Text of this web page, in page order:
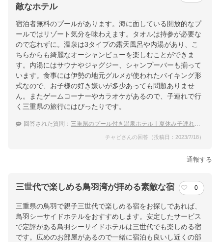
近鉄・ＪＲ鳥羽駅より車で１０分（無料送迎有・定期運行）／伊
提供：楽天トラベル
楽天トラベルで
ホテル詳細を詳しく見る
敵なホテル
宿泊者無料のプールがあります。海に面している開放的なプ
ールではリゾート気分を味わえます。タオルは持参が必要な
ので忘れずに。温泉は3タイプの露天風呂や内湯があり、こ
ちらからも綺麗なオーシャンビューを楽しむことができま
す。内湯にはサウナやジャグジー、シャンプーバーも揃って
います。食事には伊勢の地元グルメが使われたバイキング形
式なので、お子様の好き嫌いが多少あっても問題ありませ
ん。またゲームコーナーやカラオケがあるので、子連れで行
く三重県の旅行にはぴったりです。
回答された質問： 三重県のプール付き温泉ホテル｜夏休み子連れ旅行に人気のおすすめ宿は？
チャビさんの回答（投稿日：2023/7/18）
通報する
三世代で楽しめる鳥羽湾が拝める素敵な宿 0
三重県の鳥羽で親子三世代で楽しめる宿をお探しであれば、
鳥羽シーサイドホテルをおすすめします。安定したサービス
で定評がある鳥羽シーサイドホテルは三世代でも楽しめる宿
です。広めのお部屋があるので一緒に宿泊も良いし近くの部